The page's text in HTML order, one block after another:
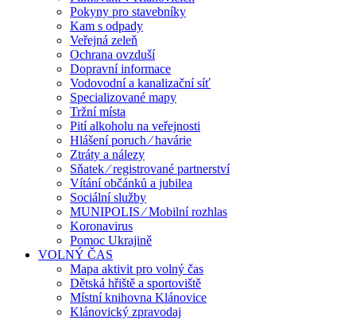
Pokyny pro stavebníky
Kam s odpady
Veřejná zeleň
Ochrana ovzduší
Dopravní informace
Vodovodní a kanalizační síť
Specializované mapy
Tržní místa
Pití alkoholu na veřejnosti
Hlášení poruch ⁄ havárie
Ztráty a nálezy
Sňatek ⁄ registrované partnerství
Vítání občánků a jubilea
Sociální služby
MUNIPOLIS ⁄ Mobilní rozhlas
Koronavirus
Pomoc Ukrajině
VOLNÝ ČAS
Mapa aktivit pro volný čas
Dětská hřiště a sportoviště
Místní knihovna Klánovice
Klánovický zpravodaj